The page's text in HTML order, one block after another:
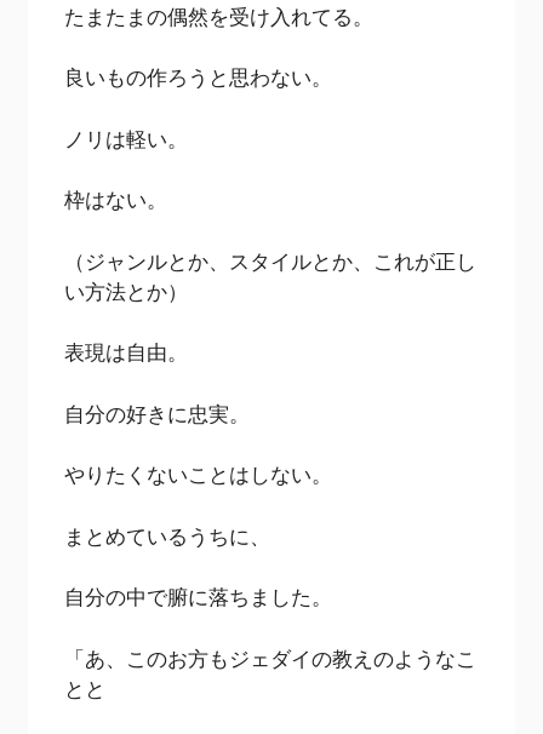
たまたまの偶然を受け入れてる。
良いもの作ろうと思わない。
ノリは軽い。
枠はない。
（ジャンルとか、スタイルとか、これが正し
い方法とか）
表現は自由。
自分の好きに忠実。
やりたくないことはしない。
まとめているうちに、
自分の中で腑に落ちました。
「あ、このお方もジェダイの教えのようなこ
とと